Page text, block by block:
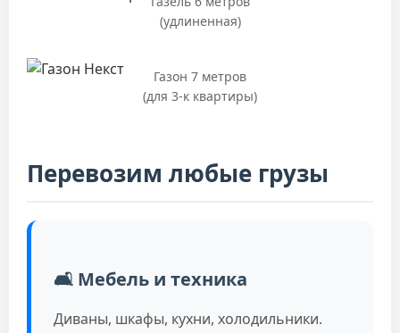
(удлиненная)
Газон 7 метров
(для 3-к квартиры)
Перевозим любые грузы
🛋️ Мебель и техника
Диваны, шкафы, кухни, холодильники.